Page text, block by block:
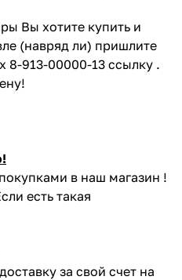
Вы хотите купить и
(навряд ли) пришлите
8-913-00000-13 ссылку .
в наш магазин !
есть такая
за свой счет на